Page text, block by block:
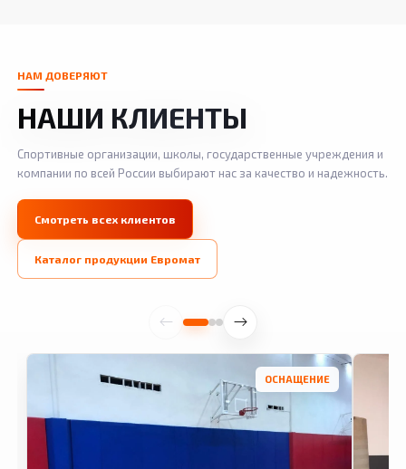
НАМ ДОВЕРЯЮТ
НАШИ КЛИЕНТЫ
Спортивные организации, школы, государственные учреждения и
компании по всей России выбирают нас за качество и надежность.
Смотреть всех клиентов
Каталог продукции Евромат
ОСНАЩЕНИЕ